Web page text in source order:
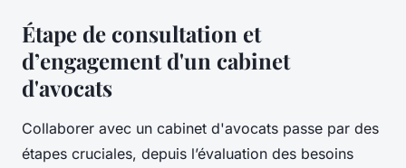
Étape de consultation et
d’engagement d'un cabinet
d'avocats
Collaborer avec un cabinet d'avocats passe par des
étapes cruciales, depuis l’évaluation des besoins